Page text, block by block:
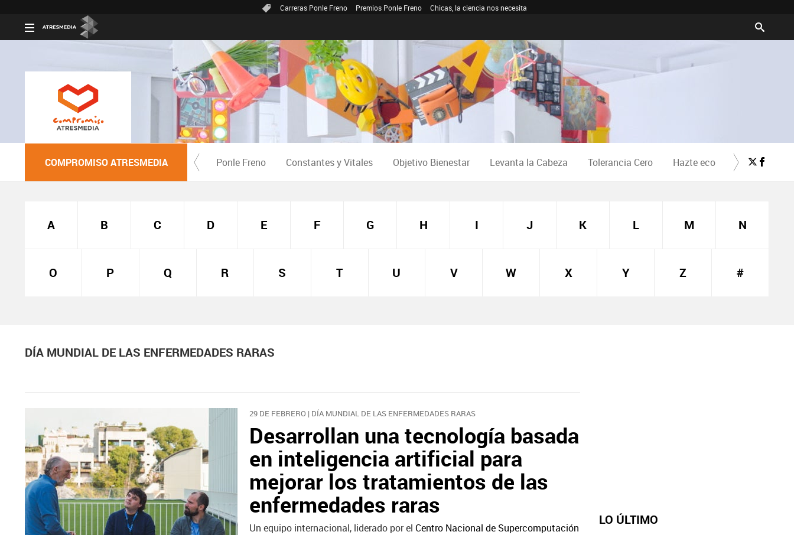
Carreras Ponle Freno Premios Ponle Freno Chicas, la ciencia nos necesita
COMPROMISO ATRESMEDIA Ponle Freno Constantes y Vitales Objetivo Bienestar Levanta la Cabeza Tolerancia Cero Hazte eco Crea Cultura
A B C D E F G H I J K L M N
O P Q R S T U V W X Y Z #
DÍA MUNDIAL DE LAS ENFERMEDADES RARAS
29 DE FEBRERO | DÍA MUNDIAL DE LAS ENFERMEDADES RARAS
Desarrollan una tecnología basada
en inteligencia artificial para
mejorar los tratamientos de las
enfermedades raras
Un equipo internacional, liderado por el Centro Nacional de Supercomputación
LO ÚLTIMO